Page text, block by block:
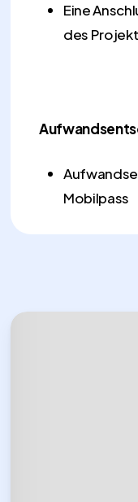
Eine
des
Mobilpass